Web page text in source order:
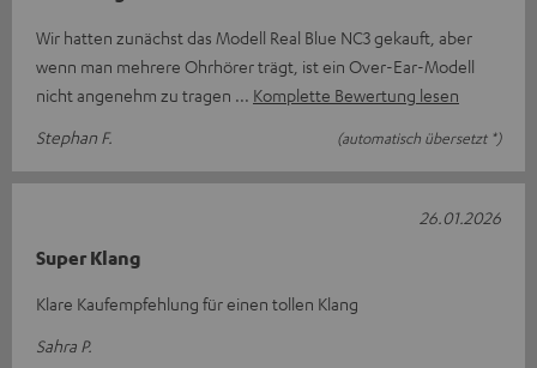
Wir hatten zunächst das Modell Real Blue NC3 gekauft, aber
wenn man mehrere Ohrhörer trägt, ist ein Over-Ear-Modell
nicht angenehm zu tragen
Komplette Bewertung lesen
Stephan F.
(automatisch übersetzt *)
Super Klang
Klare Kaufempfehlung für einen tollen Klang
Sahra P.
26.01.2026